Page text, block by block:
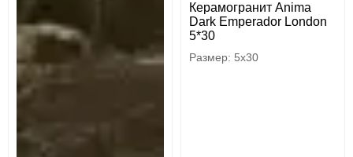
Керамогранит Anima
Dark Emperador London
5*30
5x30